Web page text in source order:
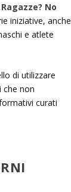
No
iniziative, anche
e atlete
di utilizzare
che non
curati